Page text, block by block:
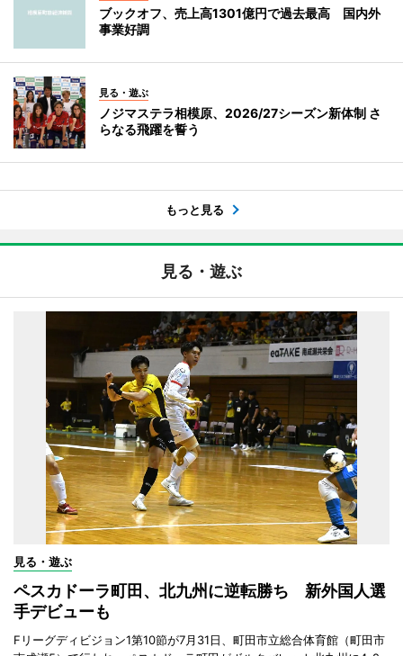
ブックオフ、売上高1301億円で過去最高 国内外
事業好調
見る・遊ぶ
ノジマステラ相模原、2026/27シーズン新体制 さ
らなる飛躍を誓う
もっと見る
見る・遊ぶ
見る・遊ぶ
ペスカドーラ町田、北九州に逆転勝ち 新外国人選
手デビューも
Fリーグディビジョン1第10節が7月31日、町田市立総合体育館（町田市